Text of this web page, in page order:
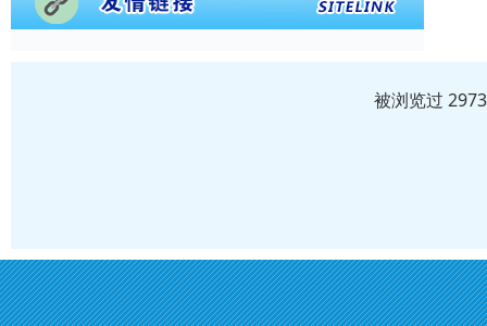
被浏览过